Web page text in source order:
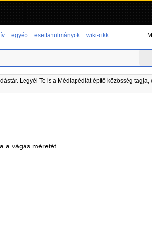
egyéb esettanulmányok wiki-cikk
Legyél Te is a Médiapédiát építő közösség
a vágás méretét.